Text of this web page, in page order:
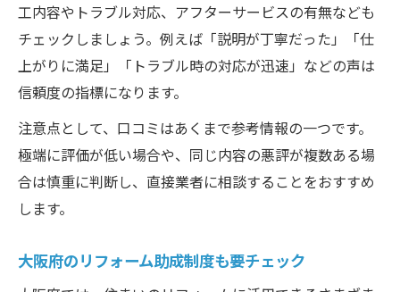
工内容やトラブル対応、アフターサービスの有無なども
チェックしましょう。例えば「説明が丁寧だった」「仕
上がりに満足」「トラブル時の対応が迅速」などの声は
信頼度の指標になります。
注意点として、口コミはあくまで参考情報の一つです。
極端に評価が低い場合や、同じ内容の悪評が複数ある場
合は慎重に判断し、直接業者に相談することをおすすめ
します。
大阪府のリフォーム助成制度も要チェック